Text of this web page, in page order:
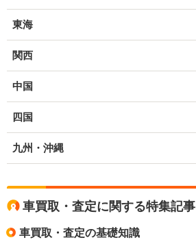
東海
関西
中国
四国
九州・沖縄
車買取・査定に関する特集記事
車買取・査定の基礎知識